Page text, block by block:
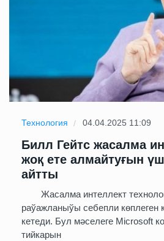
Технология 04.04.2025 11:09
Билл Гейтс жасалма
жоқ ете алмайтуғын
айтты
Жасалма интеллект
раўажланыўы себепли көплеген
кетеди. Бул мәселеге Microsoft
тийкарын